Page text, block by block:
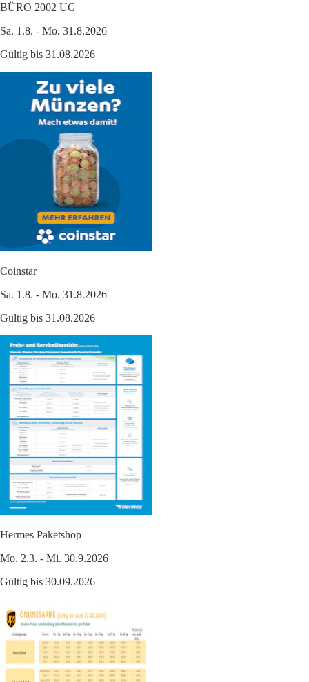
BÜRO 2002 UG
Sa. 1.8. - Mo. 31.8.2026
Gültig bis 31.08.2026
Coinstar
Sa. 1.8. - Mo. 31.8.2026
Gültig bis 31.08.2026
Hermes Paketshop
Mo. 2.3. - Mi. 30.9.2026
Gültig bis 30.09.2026